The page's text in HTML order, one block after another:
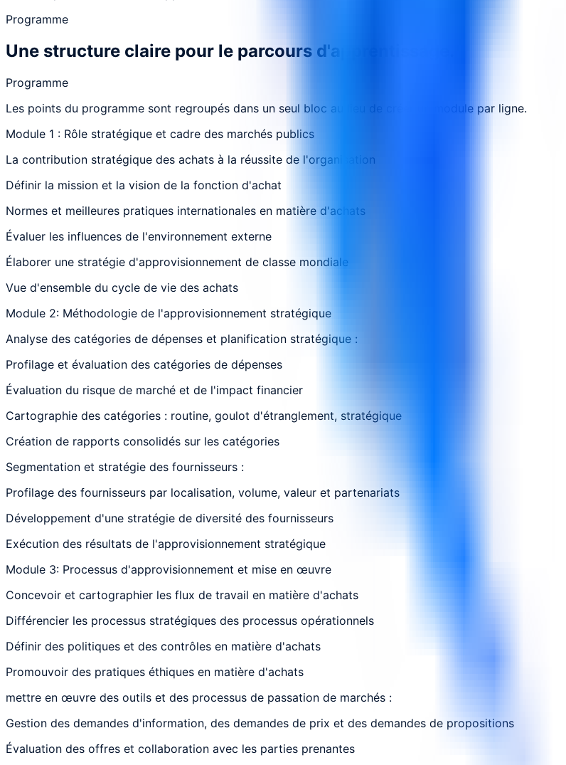
Programme
Une structure claire pour le parcours d'apprentissage.
Programme
Les points du programme sont regroupés dans un seul bloc au lieu de créer un module par ligne.
Module 1 : Rôle stratégique et cadre des marchés publics
La contribution stratégique des achats à la réussite de l'organisation
Définir la mission et la vision de la fonction d'achat
Normes et meilleures pratiques internationales en matière d'achats
Évaluer les influences de l'environnement externe
Élaborer une stratégie d'approvisionnement de classe mondiale
Vue d'ensemble du cycle de vie des achats
Module 2: Méthodologie de l'approvisionnement stratégique
Analyse des catégories de dépenses et planification stratégique :
Profilage et évaluation des catégories de dépenses
Évaluation du risque de marché et de l'impact financier
Cartographie des catégories : routine, goulot d'étranglement, stratégique
Création de rapports consolidés sur les catégories
Segmentation et stratégie des fournisseurs :
Profilage des fournisseurs par localisation, volume, valeur et partenariats
Développement d'une stratégie de diversité des fournisseurs
Exécution des résultats de l'approvisionnement stratégique
Module 3: Processus d'approvisionnement et mise en œuvre
Concevoir et cartographier les flux de travail en matière d'achats
Différencier les processus stratégiques des processus opérationnels
Définir des politiques et des contrôles en matière d'achats
Promouvoir des pratiques éthiques en matière d'achats
mettre en œuvre des outils et des processus de passation de marchés :
Gestion des demandes d'information, des demandes de prix et des demandes de propositions
Évaluation des offres et collaboration avec les parties prenantes